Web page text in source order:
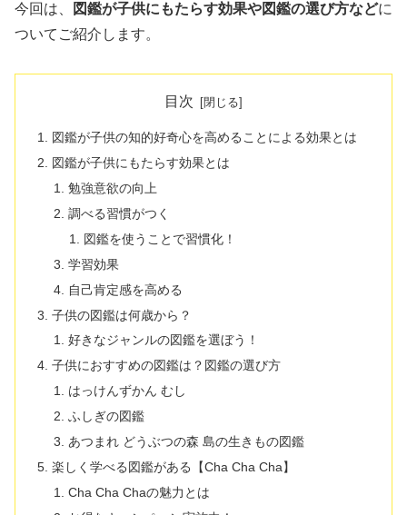
今回は、 図鑑が子供にもたらす効果や図鑑の選び方などに
ついてご紹介します。
目次
図鑑が子供の知的好奇心を高めることによる効果とは
図鑑が子供にもたらす効果とは
勉強意欲の向上
調べる習慣がつく
図鑑を使うことで習慣化！
学習効果
自己肯定感を高める
子供の図鑑は何歳から？
好きなジャンルの図鑑を選ぼう！
子供におすすめの図鑑は？図鑑の選び方
はっけんずかん むし
ふしぎの図鑑
あつまれ どうぶつの森 島の生きもの図鑑
楽しく学べる図鑑がある【Cha Cha Cha】
Cha Cha Chaの魅力とは